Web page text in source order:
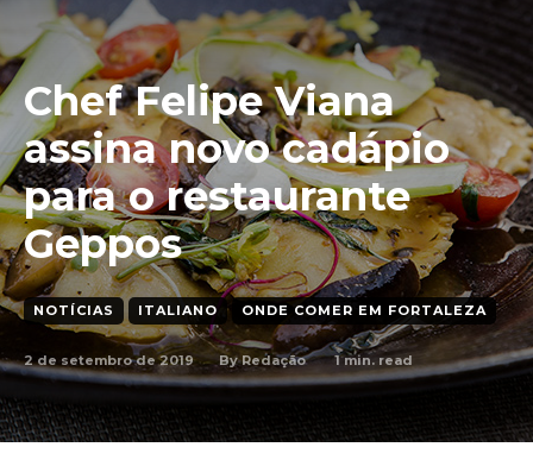
Chef Felipe Viana
assina novo cadápio
para o restaurante
Geppos
NOTÍCIAS ITALIANO ONDE COMER EM FORTALEZA
2 de setembro de 2019 By Redação 1min. read